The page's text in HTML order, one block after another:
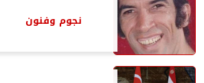
نجوم وفنون